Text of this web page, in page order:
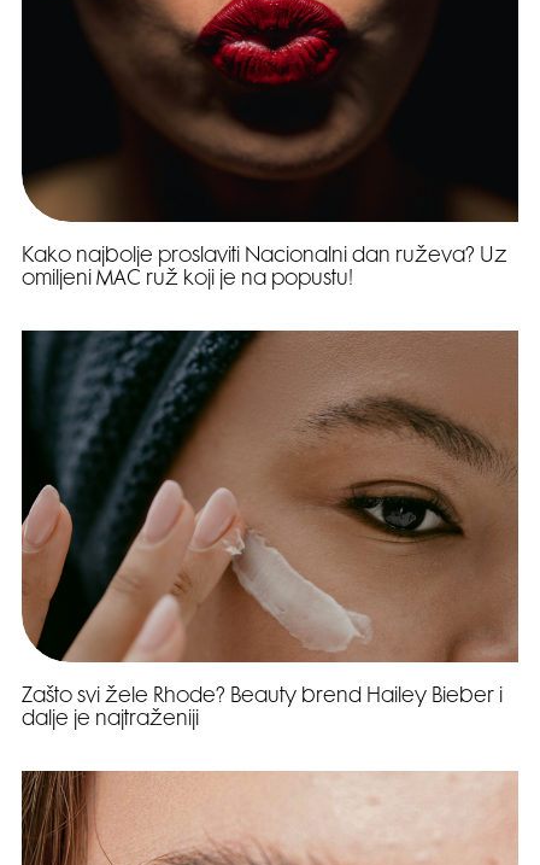
Kako najbolje proslaviti Nacionalni dan ruževa? Uz
omiljeni MAC ruž koji je na popustu!
Zašto svi žele Rhode? Beauty brend Hailey Bieber i
dalje je najtraženiji